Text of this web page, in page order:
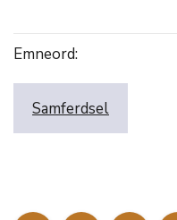
Emneord:
Samferdsel